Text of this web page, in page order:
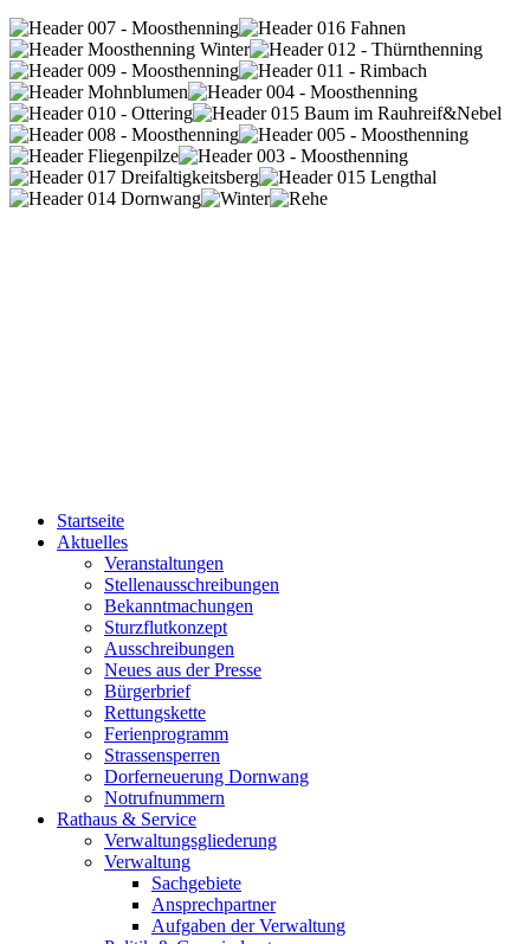
Startseite
Aktuelles
Veranstaltungen
Stellenausschreibungen
Bekanntmachungen
Sturzflutkonzept
Ausschreibungen
Neues aus der Presse
Bürgerbrief
Rettungskette
Ferienprogramm
Strassensperren
Dorferneuerung Dornwang
Notrufnummern
Rathaus & Service
Verwaltungsgliederung
Verwaltung
Sachgebiete
Ansprechpartner
Aufgaben der Verwaltung